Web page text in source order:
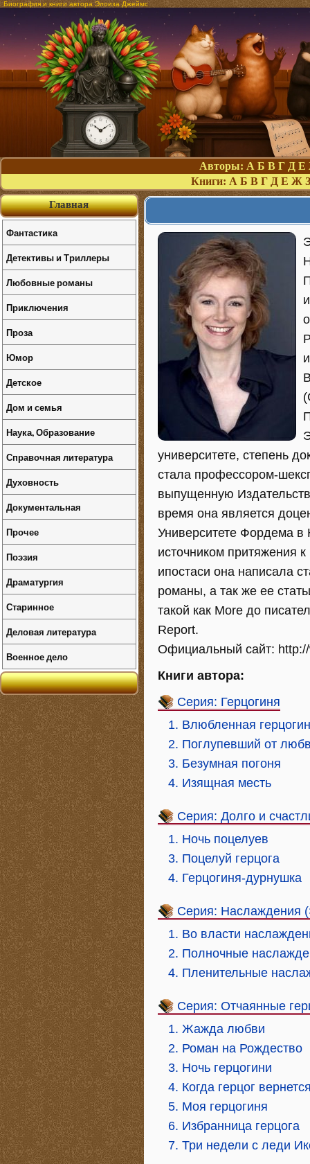
Биография и книги автора Элоиза Джеймс
Авторы: А Б В Г Д Е
Книги: А Б В Г Д Е Ж З
университете, степень
стала профессором-
выпущенную
время она является
Университете Фордема
источником притяжения
ипостаси она написала
романы, а так же ее
такой как More до
Report.
Официальный сайт:
Книги автора:
Серия: Герцогиня
1. Влюбленная
2. Поглупевший от
3. Безумная погоня
4. Изящная месть
Серия: Долго и
1. Ночь поцелуев
3. Поцелуй герцога
4. Герцогиня-дурнушка
Серия: Наслаждения
1. Во власти
2. Полночные
4. Пленительные
Серия: Отчаянные
1. Жажда любви
2. Роман на Рождество
3. Ночь герцогини
4. Когда герцог
5. Моя герцогиня
6. Избранница герцога
7. Три недели с леди
Главная
Фантастика
Детективы и Триллеры
Любовные романы
Приключения
Проза
Юмор
Детское
Дом и семья
Наука, Образование
Справочная литература
Духовность
Документальная
Прочее
Поэзия
Драматургия
Старинное
Деловая литература
Военное дело